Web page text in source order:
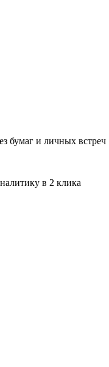
бумаг и личных встреч
в 2 клика